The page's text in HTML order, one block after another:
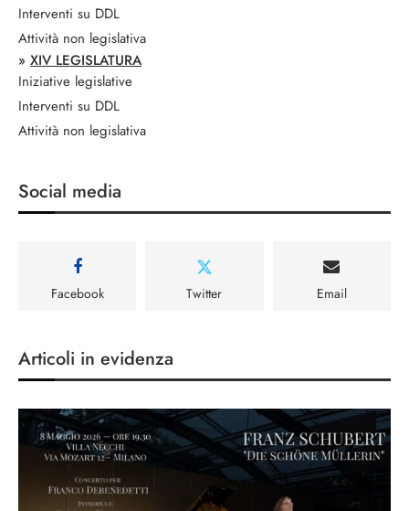
Interventi su DDL
Attività non legislativa
» XIV LEGISLATURA
Iniziative legislative
Interventi su DDL
Attività non legislativa
Social media
Facebook Twitter Email
Articoli in evidenza